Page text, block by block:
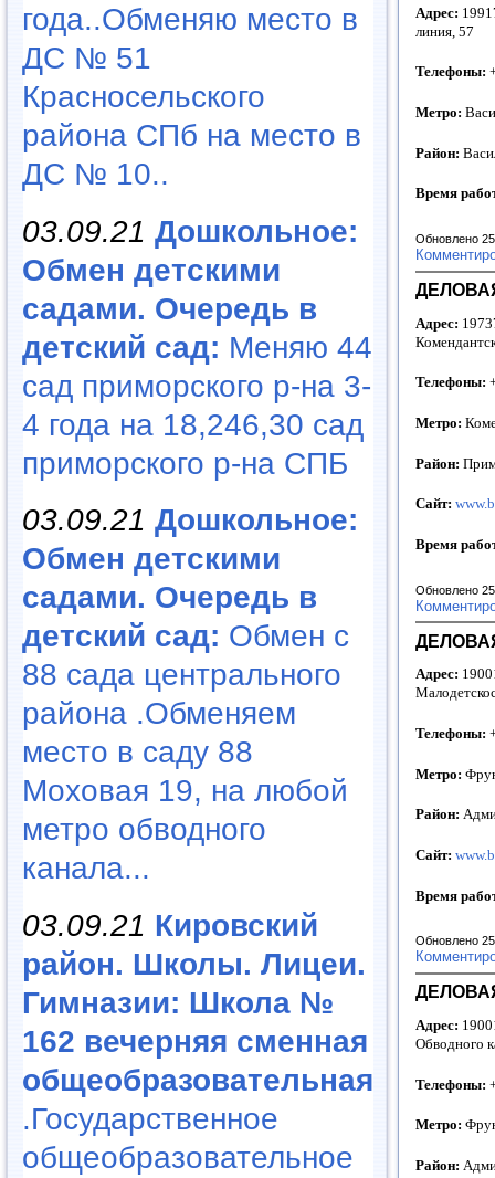
года..Обменяю место в
ДС № 51
Красносельского
района СПб на место в
ДС № 10..
03.09.21 Дошкольное:
Обмен детскими
садами. Очередь в
детский сад: Меняю 44
сад приморского р-на 3-
4 года на 18,246,30 сад
приморского р-на СПБ
03.09.21 Дошкольное:
Обмен детскими
садами. Очередь в
детский сад: Обмен с
88 сада центрального
района .Обменяем
место в саду 88
Моховая 19, на любой
метро обводного
канала...
03.09.21 Кировский
район. Школы. Лицеи.
Гимназии: Школа №
162 вечерняя сменная
общеобразовательная
.Государственное
общеобразовательное
Адрес:
линия, 57
Телефоны:
Метро:
Район:
Время
Обновлено
Адрес:
Телефоны:
Метро:
Район:
Сайт:
Время
Обновлено
Адрес:
Телефоны:
Метро:
Район:
Сайт:
Время
Обновлено
Адрес:
Обводного
Телефоны:
Метро:
Район: